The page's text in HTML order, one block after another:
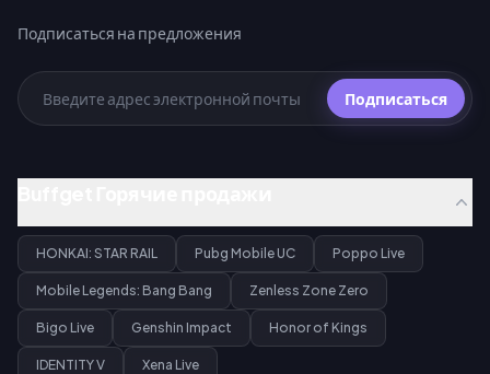
Подписаться на предложения
Подписаться
HONKAI: STAR RAIL Pubg Mobile UC Poppo Live
Mobile Legends: Bang Bang Zenless Zone Zero
Bigo Live Genshin Impact Honor of Kings
IDENTITY V Xena Live